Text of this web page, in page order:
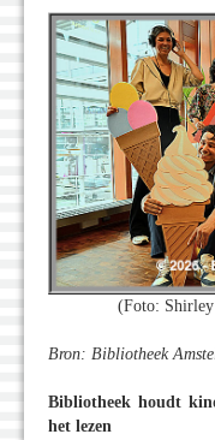
(Foto: Shirley
Bron: Bibliotheek
Bibliotheek houdt
het lezen